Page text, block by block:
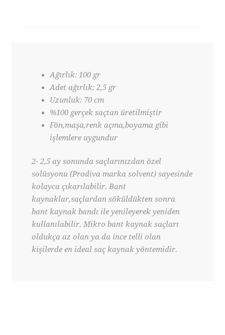
Ağırlık: 100 gr
Adet ağırlık: 2,5 gr
Uzunluk: 70 cm
%100 gerçek saçtan üretilmiştir
Fön,maşa,renk açma,boyama gibi
işlemlere uygundur
2- 2,5 ay sonunda saçlarınızdan özel
solüsyonu (Prodiva marka solvent) sayesinde
kolayca çıkarılabilir. Bant
kaynaklar,saçlardan söküldükten sonra
bant kaynak bandı ile yenileyerek yeniden
kullanılabilir. Mikro bant kaynak saçları
oldukça az olan ya da ince telli olan
kişilerde en ideal saç kaynak yöntemidir.